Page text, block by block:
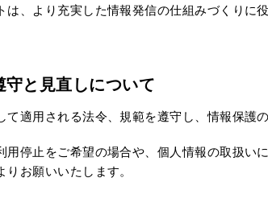
は、より充実した情報発信の仕組みづくりに
守と見直しについて
て適用される法令、規範を遵守し、情報保護
用停止をご希望の場合や、個人情報の取扱い
お願いいたします。